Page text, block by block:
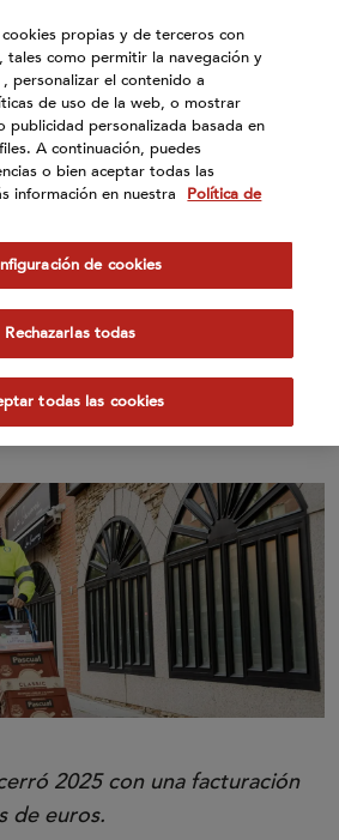
crecer un
para consolidarse
las principales
para hostelería
2025 con una facturación
de euros.
propias y de terceros con
tales como permitir la navegación y
personalizar el contenido a
de uso de la web, o mostrar
publicidad personalizada basada en
A continuación, puedes
o bien aceptar todas las
información en nuestra
Política de
de cookies
Rechazarlas todas
todas las cookies